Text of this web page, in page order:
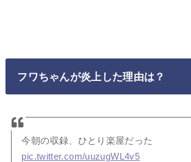
フワちゃんが炎上した理由は？
今朝の収録、ひとり楽屋だった
pic.twitter.com/uuzugWL4v5